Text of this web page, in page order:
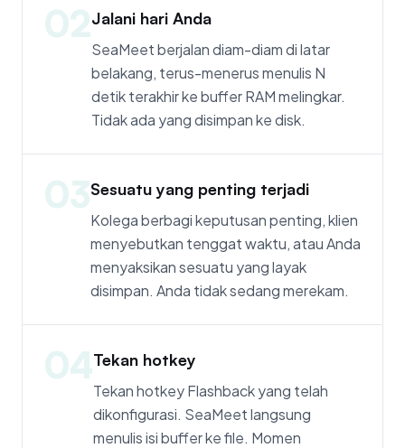
02Jalani hari Anda
SeaMeet berjalan diam-diam di latar
belakang, terus-menerus menulis N
detik terakhir ke buffer RAM melingkar.
Tidak ada yang disimpan ke disk.
03Sesuatu yang penting terjadi
Kolega berbagi keputusan penting, klien
menyebutkan tenggat waktu, atau Anda
menyaksikan sesuatu yang layak
disimpan. Anda tidak sedang merekam.
04Tekan hotkey
Tekan hotkey Flashback yang telah
dikonfigurasi. SeaMeet langsung
menulis isi buffer ke file. Momen